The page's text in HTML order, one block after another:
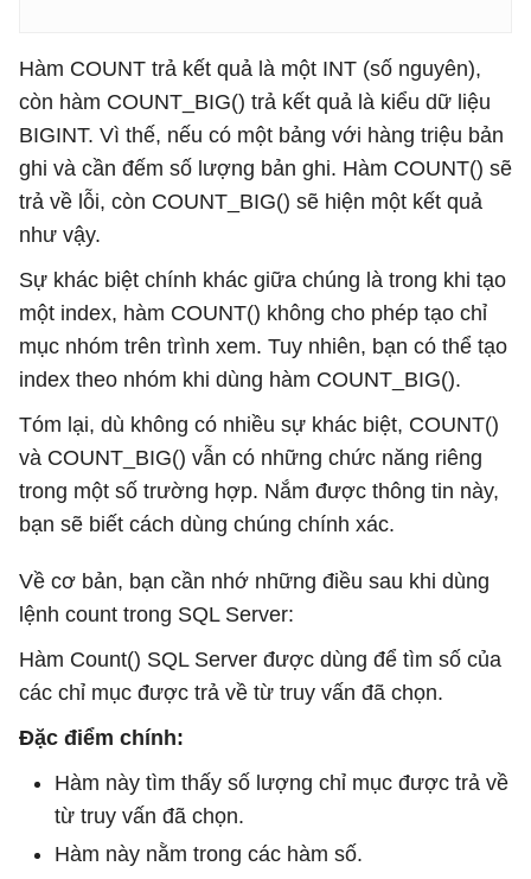
Hàm COUNT trả kết quả là một INT (số nguyên),
còn hàm COUNT_BIG() trả kết quả là kiểu dữ liệu
BIGINT. Vì thế, nếu có một bảng với hàng triệu bản
ghi và cần đếm số lượng bản ghi. Hàm COUNT() sẽ
trả về lỗi, còn COUNT_BIG() sẽ hiện một kết quả
như vậy.
Sự khác biệt chính khác giữa chúng là trong khi tạo
một index, hàm COUNT() không cho phép tạo chỉ
mục nhóm trên trình xem. Tuy nhiên, bạn có thể tạo
index theo nhóm khi dùng hàm COUNT_BIG().
Tóm lại, dù không có nhiều sự khác biệt, COUNT()
và COUNT_BIG() vẫn có những chức năng riêng
trong một số trường hợp. Nắm được thông tin này,
bạn sẽ biết cách dùng chúng chính xác.
Về cơ bản, bạn cần nhớ những điều sau khi dùng
lệnh count trong SQL Server:
Hàm Count() SQL Server được dùng để tìm số của
các chỉ mục được trả về từ truy vấn đã chọn.
Đặc điểm chính:
Hàm này tìm thấy số lượng chỉ mục được trả về
từ truy vấn đã chọn.
Hàm này nằm trong các hàm số.